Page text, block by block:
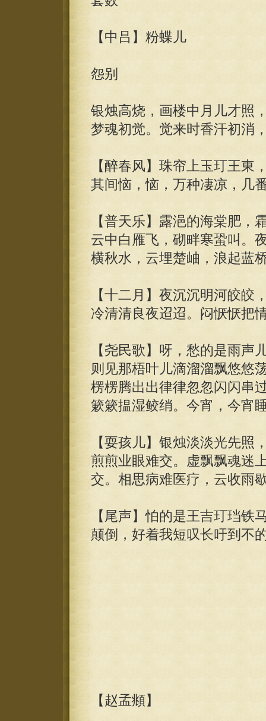
【中吕】粉蝶儿
怨别
银烛高烧，画楼中月儿才照
梦魂初觉。觉来时香汗初消
【醉春风】珠帘上玉玎王東
其间恼，恼，万种凄凉，几
【普天乐】露浥的海棠肥，
云中白雁飞，砌畔寒蛩叫。
横秋水，云埋楚岫，浪起蓝
【十二月】夜沉沉明河皎皎
冷清清良夜迢迢。闷恹恹把
【尧民歌】呀，愁的是雨声
则见那梧叶儿滴溜溜飘悠悠
楞楞腾出出律律忽忽闪闪串
簌簌揾湿鲛绡。今宵，今宵
【耍孩儿】银烛淡淡光先照
煎煎业眼难交。虚飘飘魂迷
交。相思病难医疗，云收雨
【尾声】怕的是王吉玎珰铁
颠倒，好着我短叹长吁到不
【赵孟頫】